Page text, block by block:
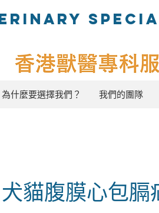
為什麼要選擇我們？ 我們的團隊
犬貓腹膜心包膈